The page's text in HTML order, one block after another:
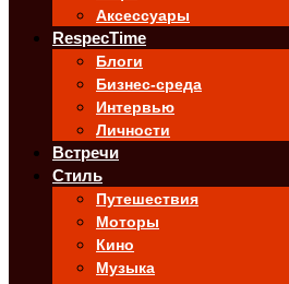
Аксессуары
RespecTime
Блоги
Бизнес-среда
Интервью
Личности
Встречи
Стиль
Путешествия
Моторы
Кино
Музыка